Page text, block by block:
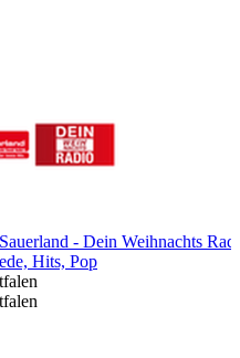
- Dein Weihnachts
Hits, Pop